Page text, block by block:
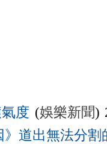
度 (娛樂新聞)
道出無法分割